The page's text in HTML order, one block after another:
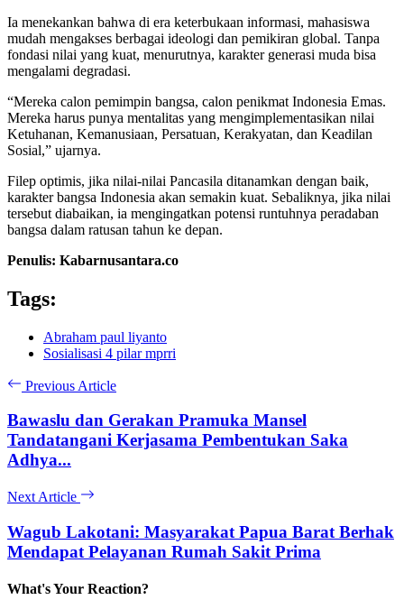
Ia menekankan bahwa di era keterbukaan informasi, mahasiswa
mudah mengakses berbagai ideologi dan pemikiran global. Tanpa
fondasi nilai yang kuat, menurutnya, karakter generasi muda bisa
mengalami degradasi.
“Mereka calon pemimpin bangsa, calon penikmat Indonesia Emas.
Mereka harus punya mentalitas yang mengimplementasikan nilai
Ketuhanan, Kemanusiaan, Persatuan, Kerakyatan, dan Keadilan
Sosial,” ujarnya.
Filep optimis, jika nilai-nilai Pancasila ditanamkan dengan baik,
karakter bangsa Indonesia akan semakin kuat. Sebaliknya, jika nilai
tersebut diabaikan, ia mengingatkan potensi runtuhnya peradaban
bangsa dalam ratusan tahun ke depan.
Penulis: Kabarnusantara.co
Tags:
Abraham paul liyanto
Sosialisasi 4 pilar mprri
Previous Article
Bawaslu dan Gerakan Pramuka Mansel
Tandatangani Kerjasama Pembentukan Saka
Adhya...
Next Article
Wagub Lakotani: Masyarakat Papua Barat Berhak
Mendapat Pelayanan Rumah Sakit Prima
What's Your Reaction?